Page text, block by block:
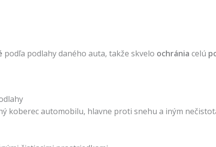
podľa podlahy daného auta, takže skvelo ochránia celú
koberec automobilu, hlavne proti snehu a iným